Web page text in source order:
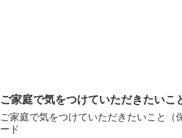
ご家庭で気をつけていただきたいこ
ご家庭で気をつけていただきたいこと（
ード